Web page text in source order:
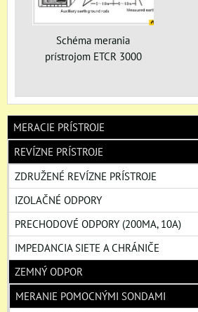
Schéma merania
prístrojom ETCR 3000
MERACIE PRÍSTROJE
REVÍZNE PRÍSTROJE
ZDRUŽENÉ REVÍZNE PRÍSTROJE
IZOLAČNÉ ODPORY
PRECHODOVÉ ODPORY (200MA, 10A)
IMPEDANCIA SIETE A CHRÁNIČE
ZEMNÝ ODPOR
MERANIE POMOCNÝMI SONDAMI